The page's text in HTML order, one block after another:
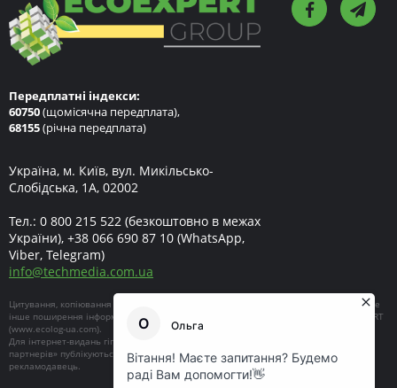
Передплатні індекси:
60750(щомісячна передплата),
68155(річна передплата)
Україна, м. Київ, вул. Микільсько-
Слобідська, 1А, 02002
Тел.: 0 800 215 522 (безкоштовно в межах
України), +38 066 690 87 10 (WhatsApp,
Viber, Telegram)
info@techmedia.com.ua
Цитування, копіювання окремих частин текстів чи зображень, передрук чи будь-яке
інше поширення інформації ECOEXPERT можливе за умови посилання на ECOEXPERT
(www.ecolog-ua.com).
Для інтернет-видань гіперпосилання є обов'язковим. Матеріали в блоці «Новини
партнерів» публікуються на правах реклами, відповідальність за їхній зміст несе
рекламодавець.